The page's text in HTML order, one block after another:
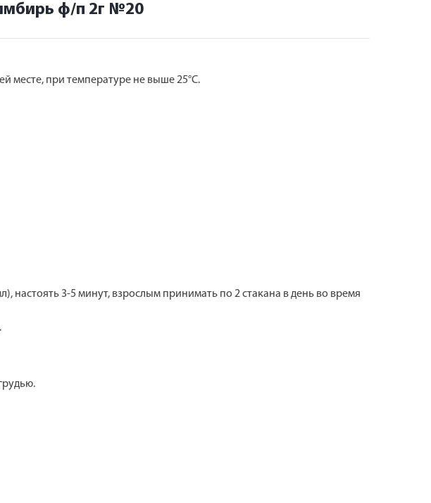
ф/п 2г №20
месте, при температуре не выше 25°С.
настоять 3-5 минут, взрослым принимать по 2 стакана в день во время